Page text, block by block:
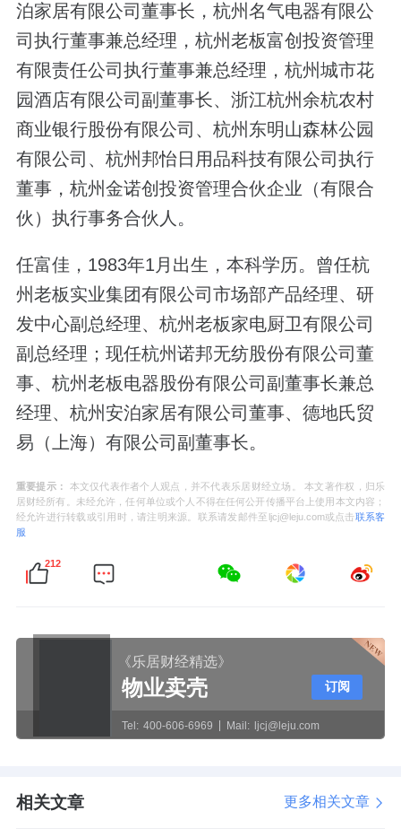
泊家居有限公司董事长，杭州名气电器有限公
司执行董事兼总经理，杭州老板富创投资管理
有限责任公司执行董事兼总经理，杭州城市花
园酒店有限公司副董事长、浙江杭州余杭农村
商业银行股份有限公司、杭州东明山森林公园
有限公司、杭州邦怡日用品科技有限公司执行
董事，杭州金诺创投资管理合伙企业（有限合
伙）执行事务合伙人。
任富佳，1983年1月出生，本科学历。曾任杭
州老板实业集团有限公司市场部产品经理、研
发中心副总经理、杭州老板家电厨卫有限公司
副总经理；现任杭州诺邦无纺股份有限公司董
事、杭州老板电器股份有限公司副董事长兼总
经理、杭州安泊家居有限公司董事、德地氏贸
易（上海）有限公司副董事长。
重要提示：
本文仅代表作者个人观点，并不代表乐居财经立场。 本文著作权，归乐
居财经所有。未经允许，任何单位或个人不得在任何公开传播平台上使用本文内容；
经允许进行转载或引用时，请注明来源。联系请发邮件至ljcj@leju.com或点击联系客
服
212
《乐居财经精选》
物业卖壳
Tel: 400-606-6969 Mail: ljcj@leju.com
订阅
相关文章 更多相关文章